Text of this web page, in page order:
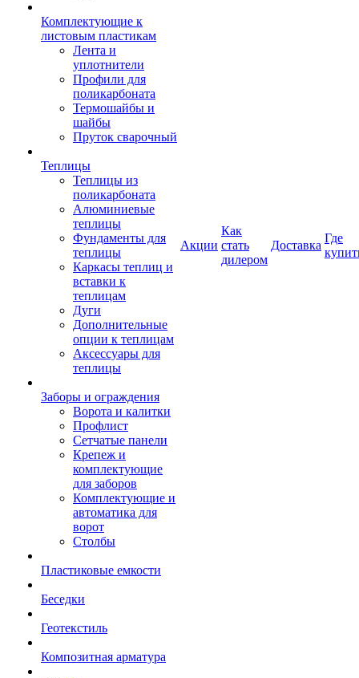
Комплектующие к
листовым пластикам
Лента и
уплотнители
Профили для
поликарбоната
Термошайбы и
шайбы
Пруток сварочный
Теплицы
Теплицы из
поликарбоната
Алюминиевые
теплицы
Фундаменты для
теплицы
Каркасы теплиц и
вставки к
теплицам
Дуги
Дополнительные
опции к теплицам
Аксессуары для
теплицы
Заборы и ограждения
Ворота и калитки
Профлист
Сетчатые панели
Крепеж и
комплектующие
для заборов
Комплектующие и
автоматика для
ворот
Столбы
Пластиковые емкости
Беседки
Геотекстиль
Композитная арматура
Акции
Как
стать
дилером
Доставка
Где